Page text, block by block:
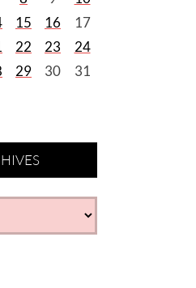
15 16
17
22 23
24
29 30
31